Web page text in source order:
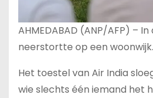
AHMEDABAD (ANP/AFP) –
neerstortte op een
Het toestel van Air India
wie slechts één iemand het